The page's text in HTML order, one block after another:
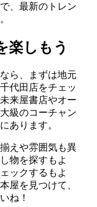
、最新のトレン
楽しもう
ら、まずは地元
代田店をチェッ
来屋書店やオー
級のコーチャン
あります。
えや雰囲気も異
物を探すもよ
ックするもよ
屋を見つけて、
ね！